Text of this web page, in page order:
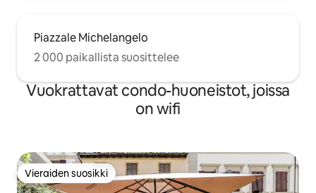
Piazzale Michelangelo
2 000 paikallista suosittelee
Vuokrattavat condo-huoneistot, joissa
on wifi
Vieraiden suosikki
Vieraiden suosikki